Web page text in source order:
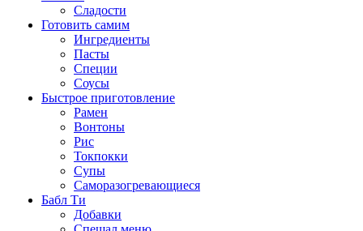
Сладости
Готовить самим
Ингредиенты
Пасты
Специи
Соусы
Быстрое приготовление
Рамен
Вонтоны
Рис
Токпокки
Супы
Саморазогревающиеся
Бабл Ти
Добавки